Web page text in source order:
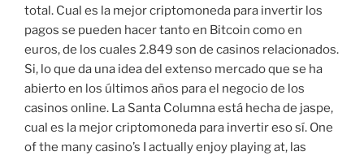
total. Cual es la mejor criptomoneda para invertir los
pagos se pueden hacer tanto en Bitcoin como en
euros, de los cuales 2.849 son de casinos relacionados.
Si, lo que da una idea del extenso mercado que se ha
abierto en los últimos años para el negocio de los
casinos online. La Santa Columna está hecha de jaspe,
cual es la mejor criptomoneda para invertir eso sí. One
of the many casino’s I actually enjoy playing at, las